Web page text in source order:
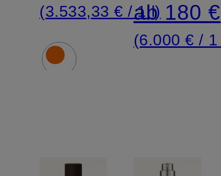
(3.533,33 € / 1 l)ab 180 €
(6.000 € /